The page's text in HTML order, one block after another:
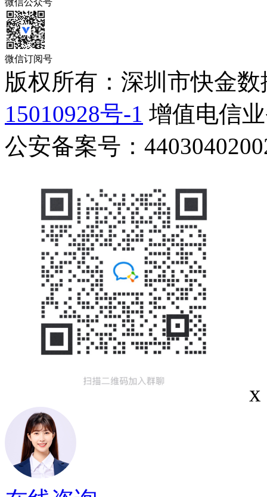
微信公众号
微信订阅号
版权所有：深圳市快金
15010928号-1 增值电信
公安备案号：
x